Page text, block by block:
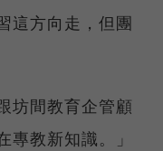
這方向走，但團
坊間教育企管顧
教新知識。」